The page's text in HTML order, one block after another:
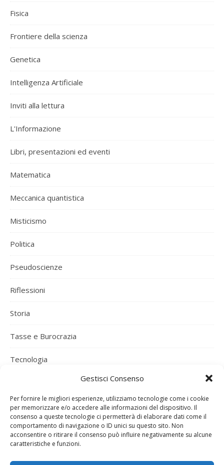
Gestisci Consenso
Per fornire le migliori esperienze, utilizziamo tecnologie come i cookie
per memorizzare e/o accedere alle informazioni del dispositivo. Il
consenso a queste tecnologie ci permetterà di elaborare dati come il
comportamento di navigazione o ID unici su questo sito. Non
acconsentire o ritirare il consenso può influire negativamente su alcune
caratteristiche e funzioni.
Fisica
Frontiere della scienza
Genetica
Intelligenza Artificiale
Inviti alla lettura
L'Informazione
Libri, presentazioni ed eventi
Matematica
Meccanica quantistica
Misticismo
Politica
Pseudoscienze
Riflessioni
Storia
Tasse e Burocrazia
Tecnologia
Varie ed Eventuali
Vino e Vigna